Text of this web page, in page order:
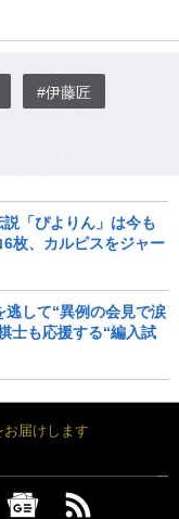
#伊藤匠
「ぴよりん」は今も
枚、カルピスをジャー
して“異例の会見で涙
士も応援する“編入試
届けします